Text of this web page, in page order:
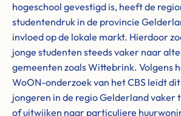
hogeschool gevestigd is, heeft de
studentendruk in de provincie
invloed op de lokale markt. Hierdoor
jonge studenten steeds vaker naar
gemeenten zoals Wittebrink. Volgens
WoON-onderzoek van het CBS leidt
jongeren in de regio Gelderland vaker
of uitwijken naar particuliere